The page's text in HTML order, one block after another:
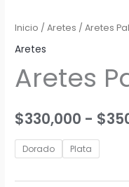
Inicio /Aretes / Aretes
Aretes
Aretes
$330,000 - $
Dorado Plata